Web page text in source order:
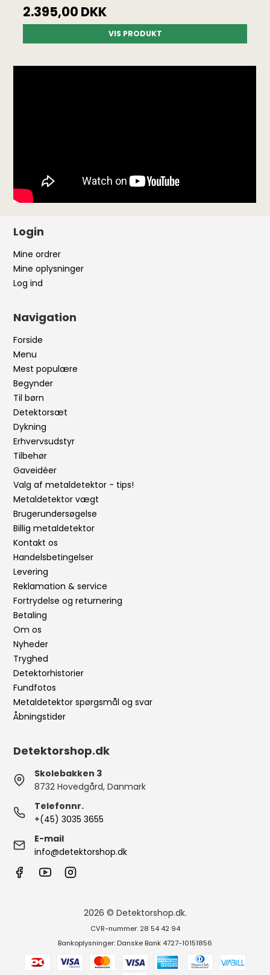
2.395,00 DKK
VIS PRODUKT
Login
Mine ordrer
Mine oplysninger
Log ind
Navigation
Forside
Menu
Mest populære
Begynder
Til børn
Detektorsæt
Dykning
Erhvervsudstyr
Tilbehør
Gaveidéer
Valg af metaldetektor - tips!
Metaldetektor vægt
Brugerundersøgelse
Billig metaldetektor
Kontakt os
Handelsbetingelser
Levering
Reklamation & service
Fortrydelse og returnering
Betaling
Om os
Nyheder
Tryghed
Detektorhistorier
Fundfotos
Metaldetektor spørgsmål og svar
Åbningstider
Detektorshop.dk
Skolebakken 3
8732 Hovedgård, Danmark
Telefonnr.
+(45) 3035 3655
E-mail
info@detektorshop.dk
2026 © Detektorshop.dk.
CVR-nummer: 28 54 42 94
Bankoplysninger: Danske Bank 4727-10151856